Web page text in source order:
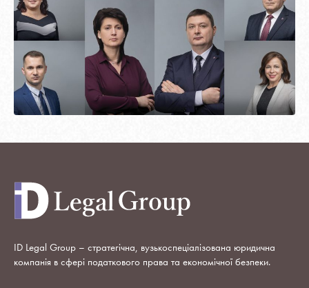
ID Legal Group – стратегічна, вузькоспеціалізована юридична
компанія в сфері податкового права та економічної безпеки.